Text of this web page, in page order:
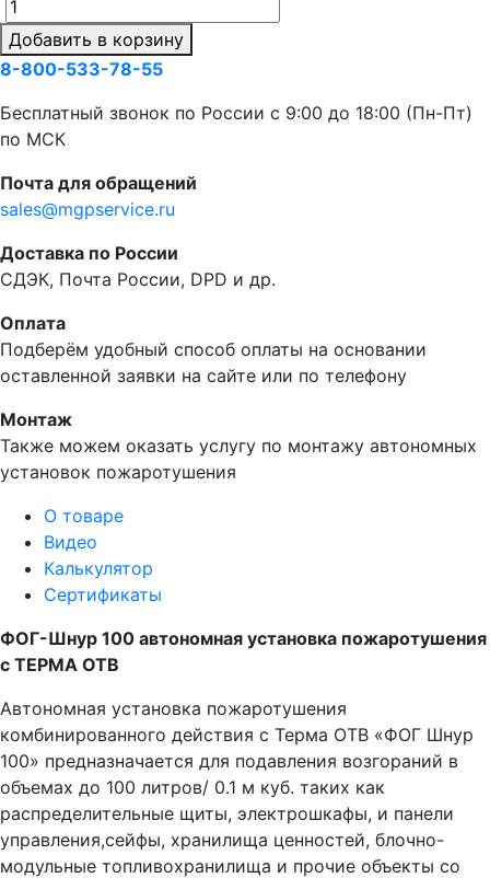
Добавить в корзину
8-800-533-78-55
Бесплатный звонок по России c 9:00 до 18:00 (Пн-Пт)
по МСК
Почта для обращений
sales@mgpservice.ru
Доставка по России
СДЭК, Почта России, DPD и др.
Оплата
Подберём удобный способ оплаты на основании
оставленной заявки на сайте или по телефону
Монтаж
Также можем оказать услугу по монтажу автономных
установок пожаротушения
О товаре
Видео
Калькулятор
Сертификаты
ФОГ-Шнур 100 автономная установка пожаротушения
с ТЕРМА ОТВ
Автономная установка пожаротушения
комбинированного действия с Терма ОТВ «ФОГ Шнур
100» предназначается для подавления возгораний в
объемах до 100 литров/ 0.1 м куб. таких как
распределительные щиты, электрошкафы, и панели
управления,сейфы, хранилища ценностей, блочно-
модульные топливохранилища и прочие объекты со